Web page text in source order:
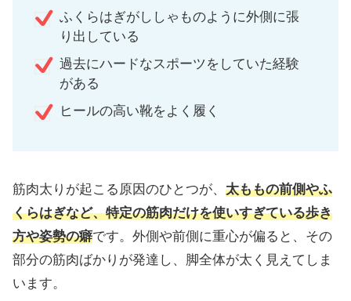
ふくらはぎがししゃものように外側に張
り出している
過去にハードなスポーツをしていた経験
がある
ヒールの高い靴をよく履く
筋肉太りが起こる原因のひとつが、 太ももの前側やふ
くらはぎなど、特定の筋肉だけを使いすぎている歩き
方や姿勢の癖です。外側や前側に重心が偏ると、その
部分の筋肉ばかりが発達し、脚全体が太く見えてしま
います。